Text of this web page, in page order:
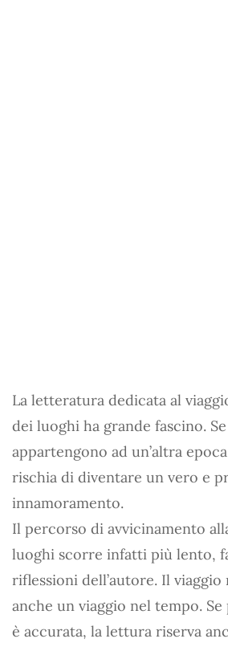
La letteratura dedicata al
dei luoghi ha grande fascino.
appartengono ad un’altra
rischia di diventare un vero e
innamoramento.
Il percorso di avvicinamento
luoghi scorre infatti più lento,
riflessioni dell’autore. Il
anche un viaggio nel tempo.
è accurata, la lettura riserva